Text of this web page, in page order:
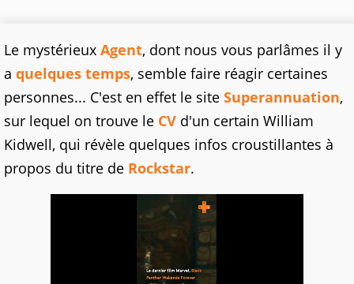
Le mystérieux Agent, dont nous vous parlâmes il y
a quelques temps, semble faire réagir certaines
personnes... C'est en effet le site Superannuation,
sur lequel on trouve le CV d'un certain William
Kidwell, qui révèle quelques infos croustillantes à
propos du titre de Rockstar.